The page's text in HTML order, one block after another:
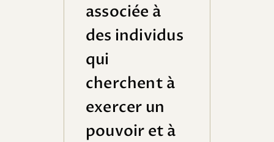
associée à
des individus
qui
cherchent à
exercer un
pouvoir et à